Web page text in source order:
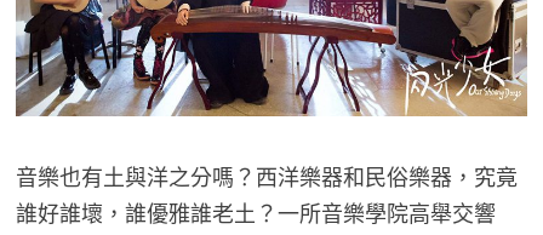
音樂也有土與洋之分嗎？西洋樂器和民俗樂器，究竟
誰好誰壞，誰優雅誰老土？一所音樂學院高舉交響